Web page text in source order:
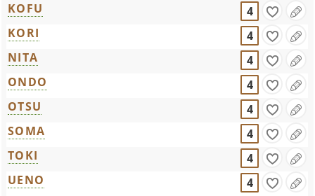
KOFU
4
KORI
4
NITA
4
ONDO
4
OTSU
4
SOMA
4
TOKI
4
UENO
4